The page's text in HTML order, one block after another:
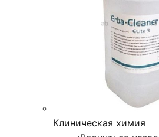
Клиническая химия